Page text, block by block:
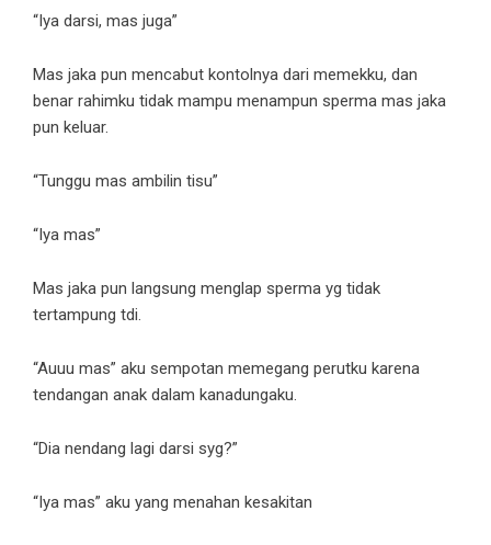
“Iya darsi, mas juga”
Mas jaka pun mencabut kontolnya dari memekku, dan
benar rahimku tidak mampu menampun sperma mas jaka
pun keluar.
“Tunggu mas ambilin tisu”
“Iya mas”
Mas jaka pun langsung menglap sperma yg tidak
tertampung tdi.
“Auuu mas” aku sempotan memegang perutku karena
tendangan anak dalam kanadungaku.
“Dia nendang lagi darsi syg?”
“Iya mas” aku yang menahan kesakitan